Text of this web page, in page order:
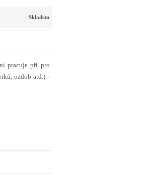
Skladem
pracuje při pro
ozdob atd.) -